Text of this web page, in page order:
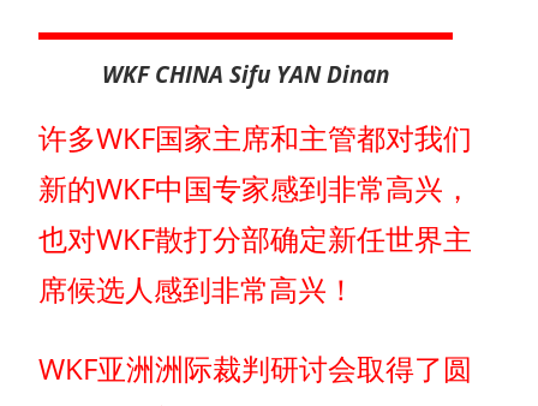
WKF CHINA Sifu YAN Dinan
许多WKF国家主席和主管都对我们
新的WKF中国专家感到非常高兴，
也对WKF散打分部确定新任世界主
席候选人感到非常高兴！
WKF亚洲洲际裁判研讨会取得了圆